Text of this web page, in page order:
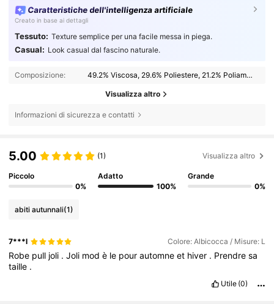
Caratteristiche dell'intelligenza artificiale
Creato in base ai dettagli
Tessuto: Texture semplice per una facile messa in piega.
Casual: Look casual dal fascino naturale.
Composizione: 49.2% Viscosa, 29.6% Poliestere, 21.2% Poliammide
Visualizza altro
Informazioni di sicurezza e contatti
5.00 (1) Visualizza altro
Piccolo
0%
Adatto
100%
Grande
0%
abiti autunnali(1)
7***l Colore: Albicocca / Misure: L
Robe pull joli .Joli modè le pourautomneet hiver . Prendresa
taille .
Utile (0)